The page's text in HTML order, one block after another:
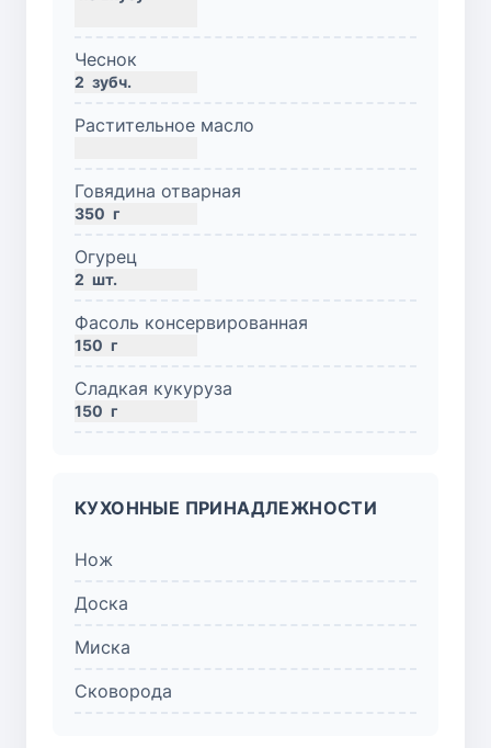
Чеснок
2 зубч.
Растительное масло
Говядина отварная
350 г
Огурец
2 шт.
Фасоль консервированная
150 г
Сладкая кукуруза
150 г
КУХОННЫЕ ПРИНАДЛЕЖНОСТИ
Нож
Доска
Миска
Сковорода